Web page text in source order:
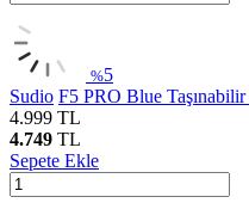
%5
Sudio F5 PRO Blue
4.999 TL
4.749 TL
Sepete Ekle